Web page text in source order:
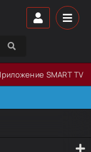
SMART TV